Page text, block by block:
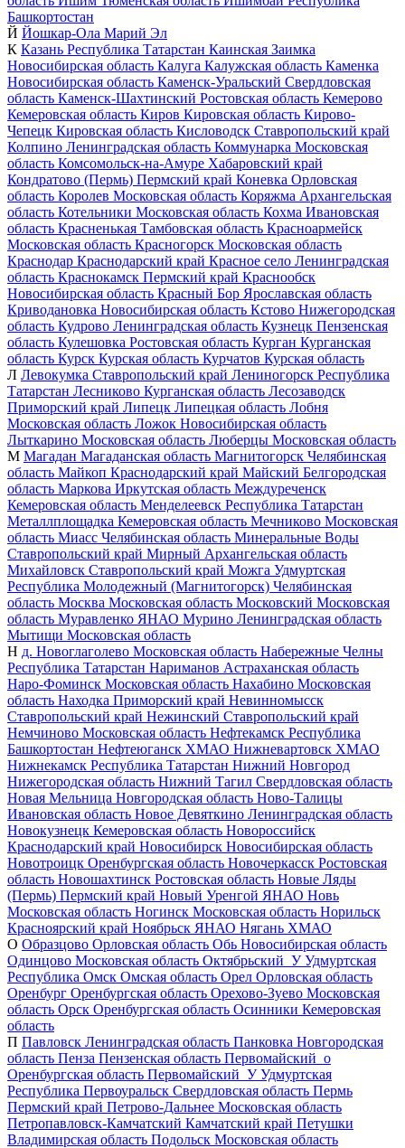
Башкортостан
Й Йошкар-Ола Марий Эл
К Казань Республика Татарстан Каинская Заимка
Новосибирская область Калуга Калужская область Каменка
Новосибирская область Каменск-Уральский Свердловская
область Каменск-Шахтинский Ростовская область Кемерово
Кемеровская область Киров Кировская область Кирово-
Чепецк Кировская область Кисловодск Ставропольский край
Колпино Ленинградская область Коммунарка Московская
область Комсомольск-на-Амуре Хабаровский край
Кондратово (Пермь) Пермский край Коневка Орловская
область Королев Московская область Коряжма Архангельская
область Котельники Московская область Кохма Ивановская
область Красненькая Тамбовская область Красноармейск
Московская область Красногорск Московская область
Краснодар Краснодарский край Красное село Ленинградская
область Краснокамск Пермский край Краснообск
Новосибирская область Красный Бор Ярославская область
Криводановка Новосибирская область Кстово Нижегородская
область Кудрово Ленинградская область Кузнецк Пензенская
область Кулешовка Ростовская область Курган Курганская
область Курск Курская область Курчатов Курская область
Л Левокумка Ставропольский край Лениногорск Республика
Татарстан Лесниково Курганская область Лесозаводск
Приморский край Липецк Липецкая область Лобня
Московская область Ложок Новосибирская область
Лыткарино Московская область Люберцы Московская область
М Магадан Магаданская область Магнитогорск Челябинская
область Майкоп Краснодарский край Майский Белгородская
область Маркова Иркутская область Междуреченск
Кемеровская область Менделеевск Республика Татарстан
Металлплощадка Кемеровская область Мечниково Московская
область Миасс Челябинская область Минеральные Воды
Ставропольский край Мирный Архангельская область
Михайловск Ставропольский край Можга Удмуртская
Республика Молодежный (Магнитогорск) Челябинская
область Москва Московская область Московский Московская
область Муравленко ЯНАО Мурино Ленинградская область
Мытищи Московская область
Н д. Новоглаголево Московская область Набережные Челны
Республика Татарстан Нариманов Астраханская область
Наро-Фоминск Московская область Нахабино Московская
область Находка Приморский край Невинномысск
Ставропольский край Нежинский Ставропольский край
Немчиново Московская область Нефтекамск Республика
Башкортостан Нефтеюганск ХМАО Нижневартовск ХМАО
Нижнекамск Республика Татарстан Нижний Новгород
Нижегородская область Нижний Тагил Свердловская область
Новая Мельница Новгородская область Ново-Талицы
Ивановская область Новое Девяткино Ленинградская область
Новокузнецк Кемеровская область Новороссийск
Краснодарский край Новосибирск Новосибирская область
Новотроицк Оренбургская область Новочеркасск Ростовская
область Новошахтинск Ростовская область Новые Ляды
(Пермь) Пермский край Новый Уренгой ЯНАО Новь
Московская область Ногинск Московская область Норильск
Красноярский край Ноябрьск ЯНАО Нягань ХМАО
О Образцово Орловская область Обь Новосибирская область
Одинцово Московская область Октябрьский_У Удмуртская
Республика Омск Омская область Орел Орловская область
Оренбург Оренбургская область Орехово-Зуево Московская
область Орск Оренбургская область Осинники Кемеровская
область
П Павловск Ленинградская область Панковка Новгородская
область Пенза Пензенская область Первомайский_о
Оренбургская область Первомайский_У Удмуртская
Республика Первоуральск Свердловская область Пермь
Пермский край Петрово-Дальнее Московская область
Петропавловск-Камчатский Камчатский край Петушки
Владимирская область Подольск Московская область